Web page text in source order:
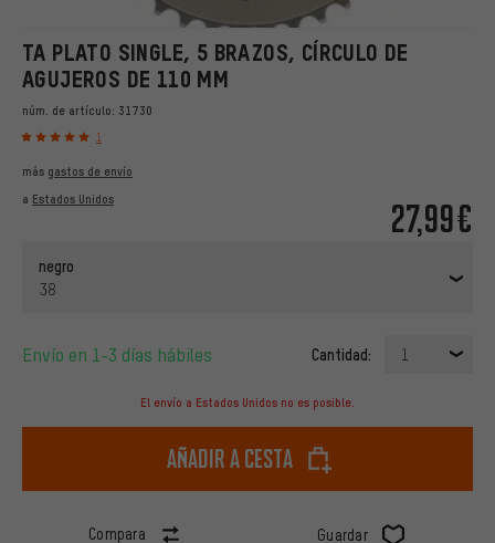
TA PLATO SINGLE, 5 BRAZOS, CÍRCULO DE
AGUJEROS DE 110 MM
núm. de artículo: 31730
1
27,99€
más gastos de envío
a Estados Unidos
negro
38
Envío en 1-3 días hábiles Cantidad: 1
El envío a Estados Unidos no es posible.
Añadir a cesta
Compara Guardar